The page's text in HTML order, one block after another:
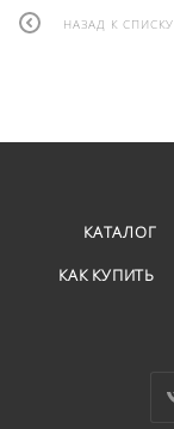
НАЗАД К СПИСКУ
КАТАЛОГ
КАК КУПИТЬ